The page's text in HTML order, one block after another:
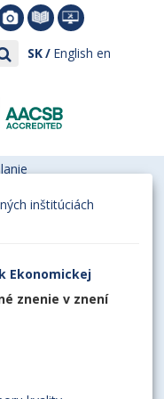
SK English en
inštitúciách
Ekonomickej
znenie v znení